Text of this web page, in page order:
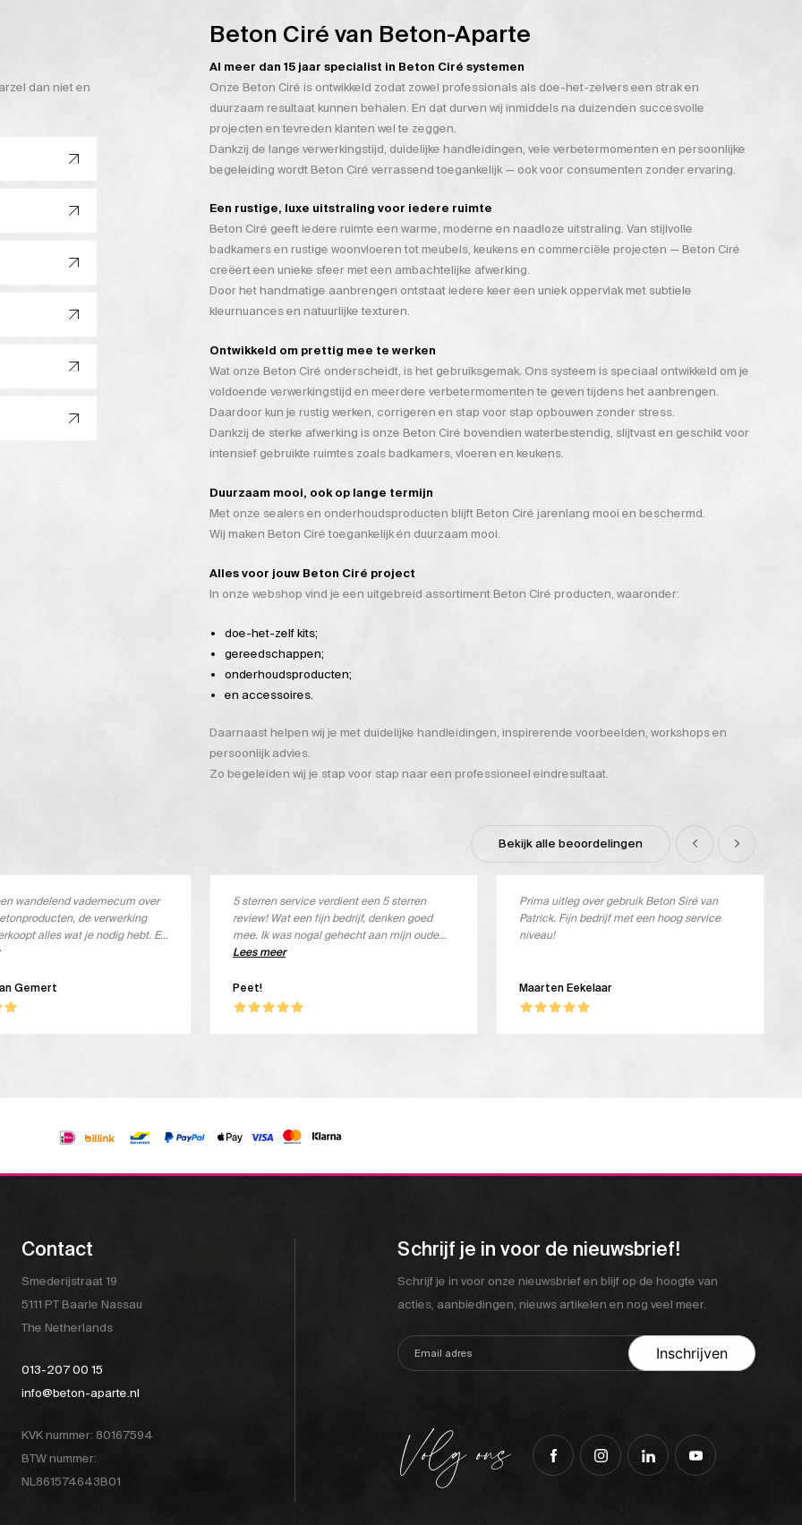
dan niet en
Beton Ciré van Beton-Aparte
Al meer dan 15 jaar specialist in Beton Ciré systemen
Onze Beton Ciré is ontwikkeld zodat zowel professionals als doe-het-zelvers een strak en
duurzaam resultaat kunnen behalen. En dat durven wij inmiddels na duizenden succesvolle
projecten en tevreden klanten wel te zeggen.
Dankzij de lange verwerkingstijd, duidelijke handleidingen, vele verbetermomenten en persoonlijke
begeleiding wordt Beton Ciré verrassend toegankelijk — ook voor consumenten zonder ervaring.
Een rustige, luxe uitstraling voor iedere ruimte
Beton Ciré geeft iedere ruimte een warme, moderne en naadloze uitstraling. Van stijlvolle
badkamers en rustige woonvloeren tot meubels, keukens en commerciële projecten — Beton Ciré
creëert een unieke sfeer met een ambachtelijke afwerking.
Door het handmatige aanbrengen ontstaat iedere keer een uniek oppervlak met subtiele
kleurnuances en natuurlijke texturen.
Ontwikkeld om prettig mee te werken
Wat onze Beton Ciré onderscheidt, is het gebruiksgemak. Ons systeem is speciaal ontwikkeld om je
voldoende verwerkingstijd en meerdere verbetermomenten te geven tijdens het aanbrengen.
Daardoor kun je rustig werken, corrigeren en stap voor stap opbouwen zonder stress.
Dankzij de sterke afwerking is onze Beton Ciré bovendien waterbestendig, slijtvast en geschikt voor
intensief gebruikte ruimtes zoals badkamers, vloeren en keukens.
Duurzaam mooi, ook op lange termijn
Met onze sealers en onderhoudsproducten blijft Beton Ciré jarenlang mooi en beschermd.
Wij maken Beton Ciré toegankelijk én duurzaam mooi.
Alles voor jouw Beton Ciré project
In onze webshop vind je een uitgebreid assortiment Beton Ciré producten, waaronder:
doe-het-zelf kits;
gereedschappen;
onderhoudsproducten;
en accessoires.
Daarnaast helpen wij je met duidelijke handleidingen, inspirerende voorbeelden, workshops en
persoonlijk advies.
Zo begeleiden wij je stap voor stap naar een professioneel eindresultaat.
Bekijk alle beoordelingen
Gemert
wandelend vademecum over
de verwerking
alles wat je nodig hebt. En
goed
Peet!
5 sterren service verdient een 5 sterren
review! Wat een fijn bedrijf, denken goed
mee. Ik was nogal gehecht aan mijn oude
merk, maar deze wordt niet meer verkocht.
product ontvangen, geheel kosteloos en ik
ben om! Wat een goed product, in dit geval
en een prachtige uitstraling. Top!
Lees meer
Maarten Eekelaar
Prima uitleg over gebruik Beton Siré van
Patrick. Fijn bedrijf met een hoog service
niveau!
Contact
Smederijstraat 19
5111 PT Baarle Nassau
The Netherlands
013-207 00 15
info@beton-aparte.nl
KVK nummer: 80167594
BTW nummer:
NL861574643B01
Schrijf je in voor de nieuwsbrief!
Schrijf je in voor onze nieuwsbrief en blijf op de hoogte van
acties, aanbiedingen, nieuws artikelen en nog veel meer.
Volg ons